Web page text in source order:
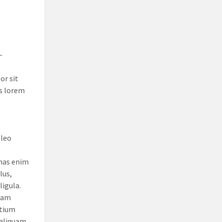
sit
lorem
enim